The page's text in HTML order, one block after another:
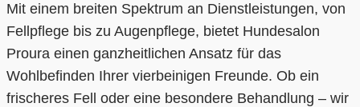
Mit einem breiten Spektrum an Dienstleistungen, von
Fellpflege bis zu Augenpflege, bietet Hundesalon
Proura einen ganzheitlichen Ansatz für das
Wohlbefinden Ihrer vierbeinigen Freunde. Ob ein
frischeres Fell oder eine besondere Behandlung – wir